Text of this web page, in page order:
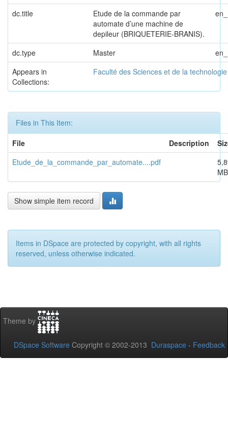
dc.title
Etude de la commande par
automate d’une machine de
depileur (BRIQUETERIE-BRANIS).
dc.type Master
Appears in
Collections:
Faculté des Sciences et de la
Files in This Item:
File
Description
Etude_de_la_commande_par_automate....pdf
MB
Show simple item record
Items in DSpace are protected by copyright, with all rights
reserved, unless otherwise indicated.
Theme by
DSpace Software Copyright © 2002-2013 Duraspace - Feedback